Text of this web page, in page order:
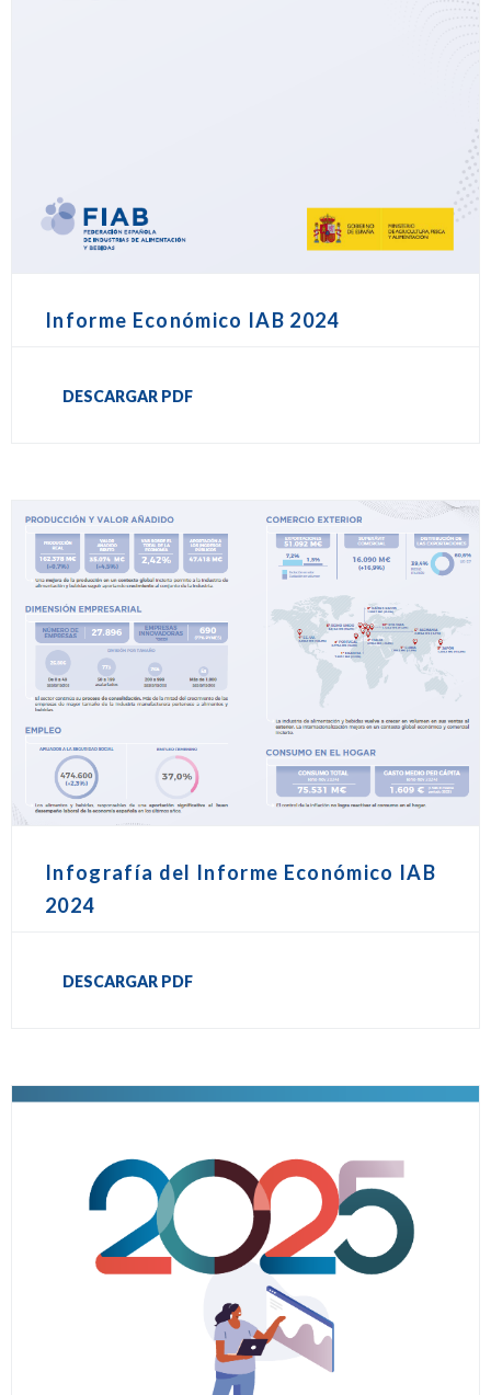
Informe Económico IAB 2024
DESCARGAR PDF
Infografía del Informe Económico IAB
2024
DESCARGAR PDF